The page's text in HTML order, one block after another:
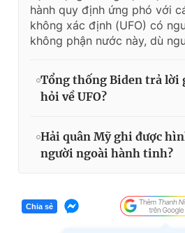
hành quy định ứng phó với
không xác định (UFO) có
không phận nước này, dù
Tổng thống Biden trả lời
hỏi về UFO?
Hải quân Mỹ ghi được
người ngoài hành tinh?
Chia sẻ